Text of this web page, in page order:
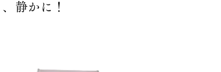
静かに！